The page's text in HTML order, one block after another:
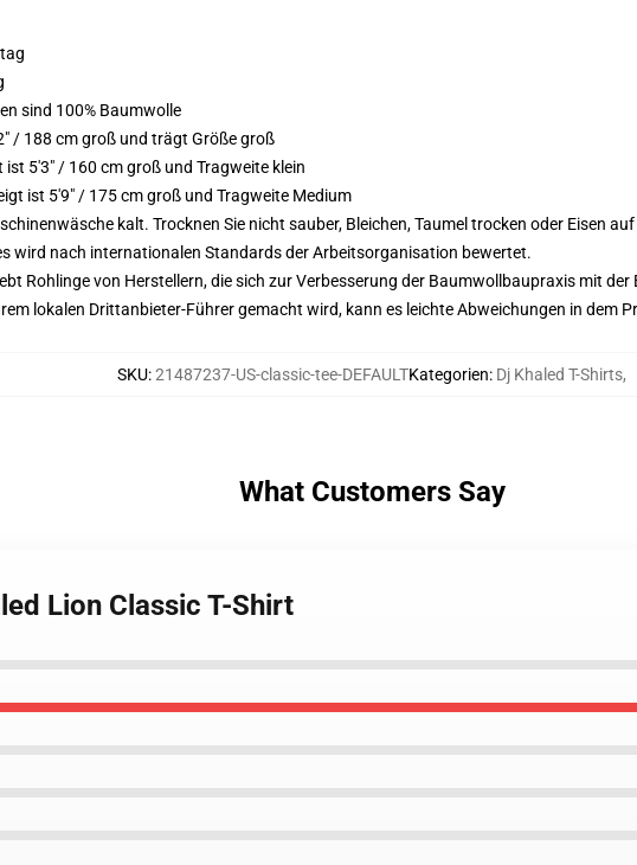
sind 100% Baumwolle
/ 188 cm groß und trägt Größe groß
5'3" / 160 cm groß und Tragweite klein
ist 5'9" / 175 cm groß und Tragweite Medium
kalt. Trocknen Sie nicht sauber, Bleichen, Taumel trocken oder Eisen
wird nach internationalen Standards der Arbeitsorganisation bewertet.
Rohlinge von Herstellern, die sich zur Verbesserung der Baumwollbaupraxis mit
lokalen Drittanbieter-Führer gemacht wird, kann es leichte Abweichungen in dem
SKU:21487237-US-classic-tee-DEFAULTKategorien: Dj Khaled T-Shirts,
What Customers Say
Lion Classic T-Shirt